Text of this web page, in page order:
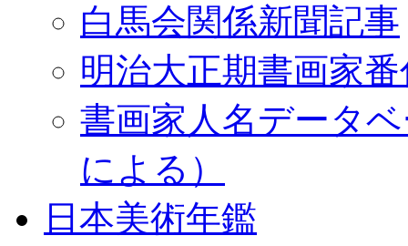
白馬会関係新聞記事
明治大正期書画家
書画家人名データ
による）
日本美術年鑑